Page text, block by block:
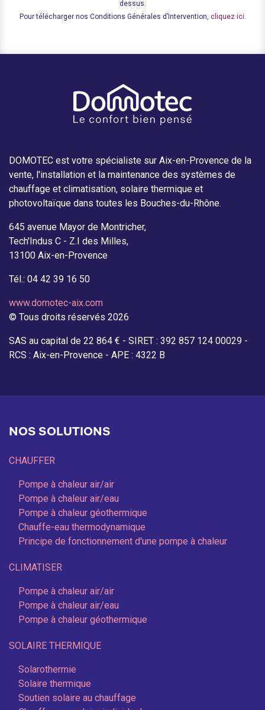
dessus.
Pour télécharger nos Conditions Générales d’Intervention, cliquez ici
DOMOTEC est votre spécialiste sur Aix-en-Provence de la
vente, l'installation et la maintenance des systèmes de
chauffage et climatisation, solaire thermique et
photovoltaïque dans toutes les Bouches-du-Rhône.
645 avenue Mayor de Montricher,
Tech'Indus C - Z.I des Milles,
13100 Aix-en-Provence
Tél.: 04 42 39 16 50
www.domotec-aix.com
© Tous droits réservés 2026
SAS au capital de 22 864 € - SIRET : 392 857 124 00029 -
RCS : Aix-en-Provence - APE : 4322 B
NOS SOLUTIONS
CHAUFFER
Pompe à chaleur air/air
Pompe à chaleur air/eau
Pompe à chaleur géothermique
Chauffe-eau thermodynamique
Principe de fonctionnement d'une pompe à chaleur
CLIMATISER
Pompe à chaleur air/air
Pompe à chaleur air/eau
Pompe à chaleur géothermique
SOLAIRE THERMIQUE
Solarothermie
Solaire thermique
Soutien solaire au chauffage